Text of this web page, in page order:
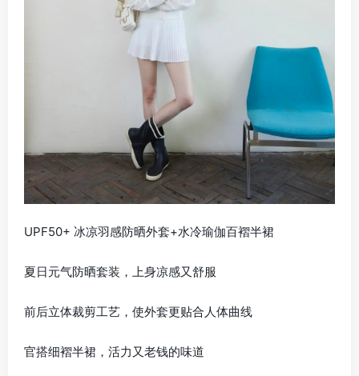
UPF50+ 冰凉羽感防晒外套+水冷瑜伽百褶半裙
夏日元气防晒套装，上身凉感又舒服
前后立体裁剪工艺，使外套更贴合人体曲线
官搭细褶半裙，活力又老钱的味道